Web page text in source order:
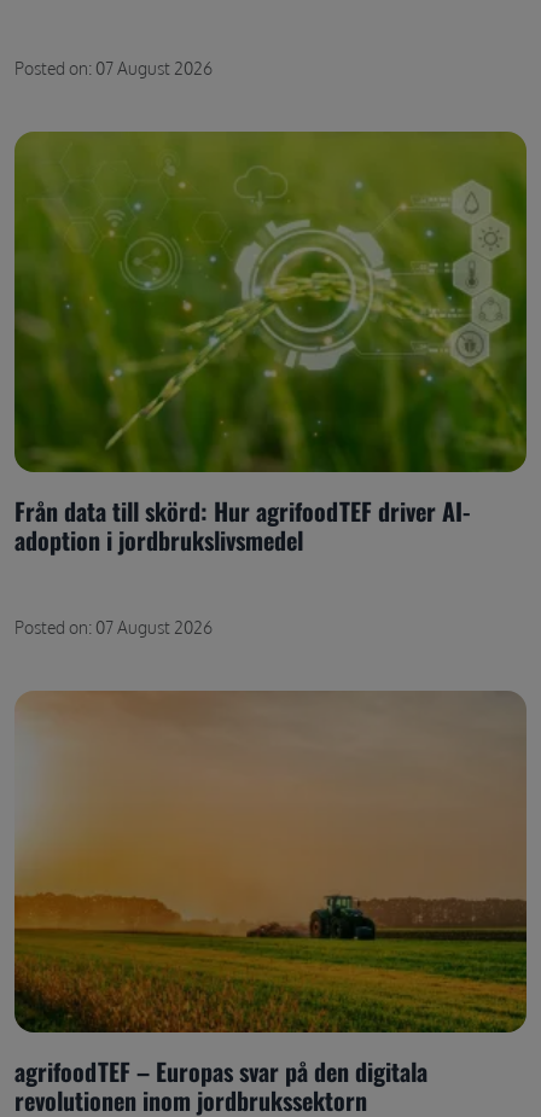
Posted on: 07 August 2026
Från data till skörd: Hur agrifoodTEF driver AI-
adoption i jordbrukslivsmedel
Posted on: 07 August 2026
agrifoodTEF – Europas svar på den digitala
revolutionen inom jordbrukssektorn